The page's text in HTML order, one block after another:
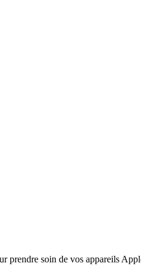
prendre soin de vos appareils